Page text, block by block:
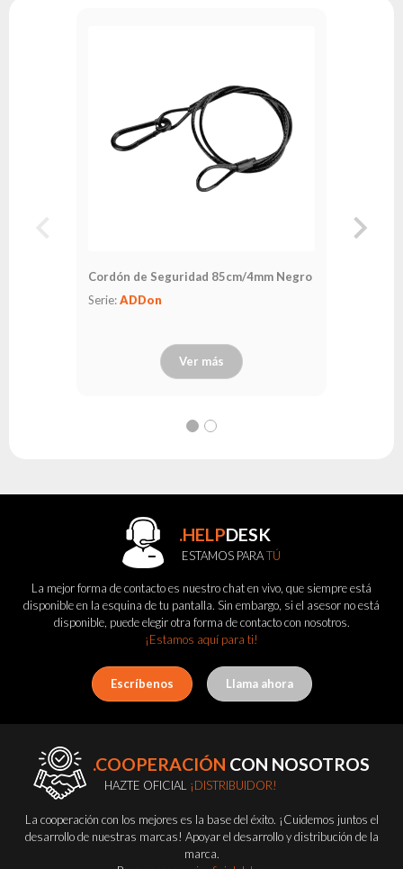
Cordón de Seguridad 85cm/4mm Negro
Serie:ADDon
Ver más
.HELPDESK
ESTAMOS PARATÚ
La mejor forma de contacto es nuestro chat en vivo, que siempre está
disponible en la esquina de tu pantalla. Sin embargo, si el asesor no está
disponible, puede elegir otra forma de contacto con nosotros.
¡Estamos aquí para ti!
Escríbenos Llama ahora
.COOPERACIÓN CON NOSOTROS
HAZTE OFICIAL ¡DISTRIBUIDOR!
La cooperación con los mejores es la base del éxito. ¡Cuidemos juntos el
desarrollo de nuestras marcas! Apoyar el desarrollo y distribución de la
marca.